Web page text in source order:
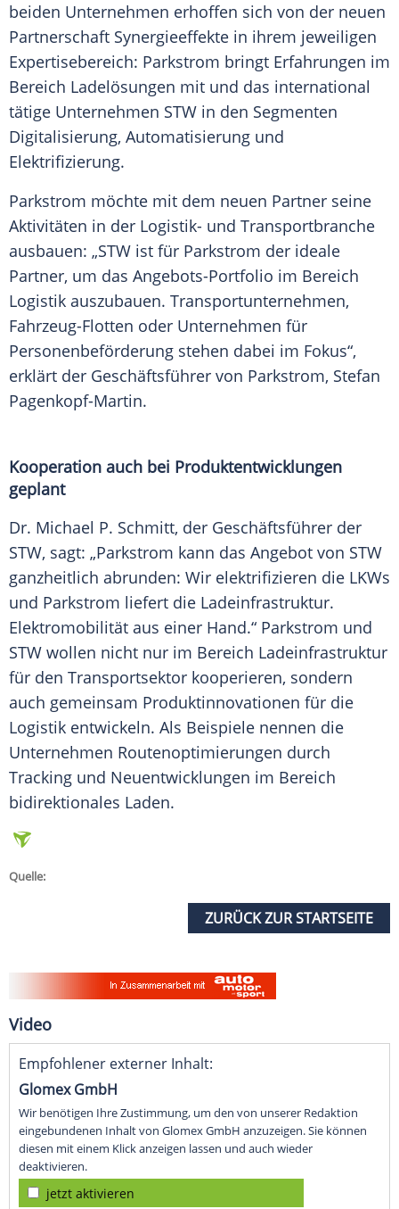
beiden Unternehmen erhoffen sich von der neuen
Partnerschaft Synergieeffekte in ihrem jeweiligen
Expertisebereich: Parkstrom bringt Erfahrungen im
Bereich Ladelösungen mit und das international
tätige Unternehmen STW in den Segmenten
Digitalisierung, Automatisierung und
Elektrifizierung.
Parkstrom möchte mit dem neuen Partner seine
Aktivitäten in der Logistik- und Transportbranche
ausbauen: „STW ist für Parkstrom der ideale
Partner, um das Angebots-Portfolio im Bereich
Logistik auszubauen. Transportunternehmen,
Fahrzeug-Flotten oder Unternehmen für
Personenbeförderung stehen dabei im Fokus“,
erklärt der Geschäftsführer von Parkstrom, Stefan
Pagenkopf-Martin.
Kooperation auch bei Produktentwicklungen
geplant
Dr. Michael P. Schmitt, der Geschäftsführer der
STW, sagt: „Parkstrom kann das Angebot von STW
ganzheitlich abrunden: Wir elektrifizieren die LKWs
und Parkstrom liefert die Ladeinfrastruktur.
Elektromobilität aus einer Hand.“ Parkstrom und
STW wollen nicht nur im Bereich Ladeinfrastruktur
für den Transportsektor kooperieren, sondern
auch gemeinsam Produktinnovationen für die
Logistik entwickeln. Als Beispiele nennen die
Unternehmen Routenoptimierungen durch
Tracking und Neuentwicklungen im Bereich
bidirektionales Laden.
Quelle:
ZURÜCK ZUR STARTSEITE
Video
Empfohlener externer Inhalt:
Glomex GmbH
Wir benötigen Ihre Zustimmung, um den von unserer Redaktion
eingebundenen Inhalt von Glomex GmbH anzuzeigen. Sie können
diesen mit einem Klick anzeigen lassen und auch wieder
deaktivieren.
jetzt aktivieren